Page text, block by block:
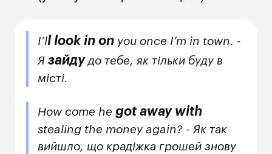
I’ll look in on you once I’m in town. -
Язайдудо тебе, як тільки буду в
місті.
How come hegot away with
stealing the money again? - Як так
вийшло, що крадіжка грошей знову